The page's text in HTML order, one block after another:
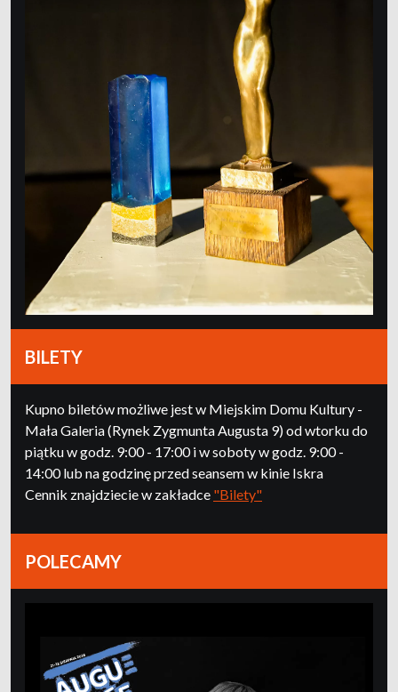
BILETY
Kupno biletów możliwe jest w Miejskim Domu Kultury -
Mała Galeria (Rynek Zygmunta Augusta 9) od wtorku do
piątku w godz. 9:00 - 17:00 i w soboty w godz. 9:00 -
14:00 lub na godzinę przed seansem w kinie Iskra
Cennik znajdziecie w zakładce "Bilety"
POLECAMY